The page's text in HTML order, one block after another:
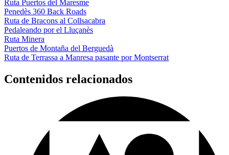
Ruta Puertos del Maresme
Penedès 360 Back Roads
Ruta de Bracons al Collsacabra
Pedaleando por el Lluçanès
Ruta Minera
Puertos de Montaña del Berguedà
Ruta de Terrassa a Manresa pasante por Montserrat
Contenidos relacionados